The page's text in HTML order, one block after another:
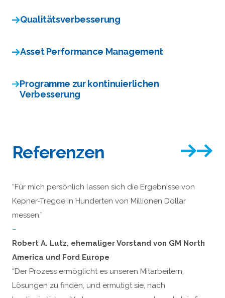
Qualitätsverbesserung
Asset Performance Management
Programme zur kontinuierlichen
Verbesserung
Referenzen
“Für mich persönlich lassen sich die Ergebnisse von
Kepner-Tregoe in Hunderten von Millionen Dollar
messen.”
–
Robert A. Lutz, ehemaliger Vorstand von GM North
America und Ford Europe
“Der Prozess ermöglicht es unseren Mitarbeitern,
Lösungen zu finden, und ermutigt sie, nach